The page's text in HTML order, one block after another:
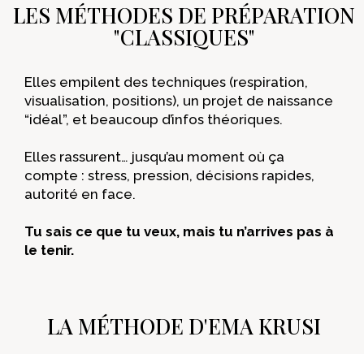
LES MÉTHODES DE PRÉPARATION
"CLASSIQUES"
Elles empilent des techniques (respiration,
visualisation, positions), un projet de naissance
“idéal”, et beaucoup d’infos théoriques.
Elles rassurent… jusqu’au moment où ça
compte : stress, pression, décisions rapides,
autorité en face.
Tu sais ce que tu veux, mais tu n’arrives pas à
le tenir.
LA MÉTHODE D'EMA KRUSI